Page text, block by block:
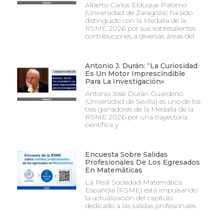
Alberto Carlos Elduque Palomo
(Universidad de Zaragoza) ha sido
distinguido con la Medalla de la
RSME 2026 por sus sobresalientes
contribuciones a diversas áreas del
Antonio J. Durán: “La Curiosidad
Es Un Motor Imprescindible
Para La Investigación»
Antonio José Durán Guardeño
(Universidad de Sevilla) es uno de los
tres ganadores de la Medalla de la
RSME 2026 por una trayectoria
científica y
Encuesta Sobre Salidas
Profesionales De Los Egresados
En Matemáticas
La Real Sociedad Matemática
Española (RSME) está impulsando
la actualización del capítulo
dedicado a las salidas profesionales